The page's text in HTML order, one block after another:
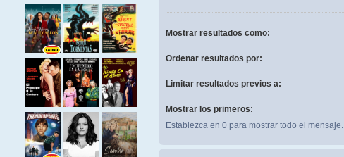
Mostrar resultados como:
Ordenar resultados por:
Limitar resultados previos a:
Mostrar los primeros:
Establezca en 0 para mostrar todo el mensaje.